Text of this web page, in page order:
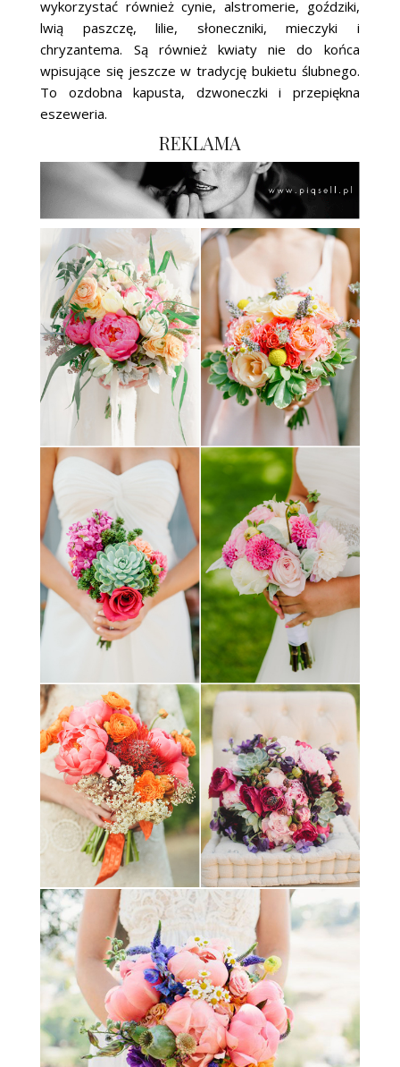
wykorzystać również cynie, alstromerie, goździki,
lwią paszczę, lilie, słoneczniki, mieczyki i
chryzantema. Są również kwiaty nie do końca
wpisujące się jeszcze w tradycję bukietu ślubnego.
To ozdobna kapusta, dzwoneczki i przepiękna
eszeweria.
REKLAMA